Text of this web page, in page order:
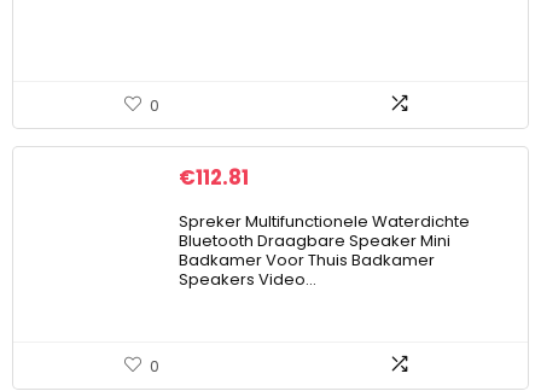
0
€112.81
Spreker Multifunctionele Waterdichte
Bluetooth Draagbare Speaker Mini
Badkamer Voor Thuis Badkamer
Speakers Video…
0